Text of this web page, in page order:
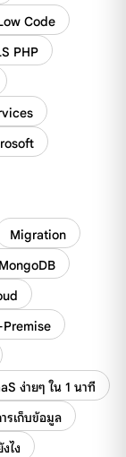
Code
PHP
Migration
MongoDB
ง่ายๆ ใน 1 นาที
รเก็บข้อมูล
ไง